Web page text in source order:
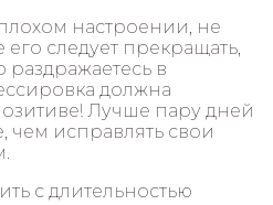
настроении, не
следует прекращать,
раздражаетесь в
должна
Лучше пару дней
чем исправлять свои
с длительностью